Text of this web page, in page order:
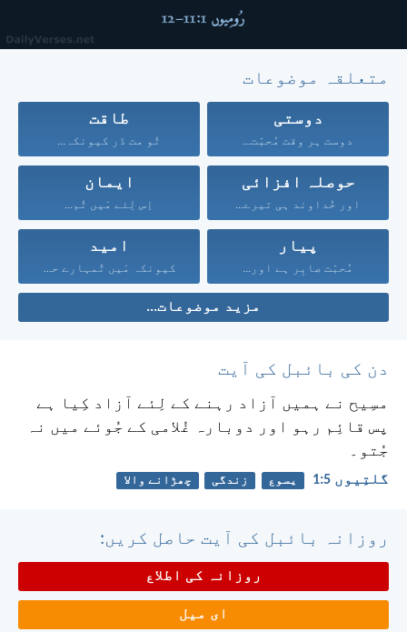
متعلقہ موضوعات
دوستی
دوست ہر وقت مُحبّت...
طاقت
تُو مت ڈر کیونکہ...
حوصلہ افزائی
اور خُداوند ہی تیرے...
ایمان
اِس لِئے مَیں تُم...
پیار
مُحبّت صابِر ہے اور...
امید
کیونکہ مَیں تُمہارے حق...
مزید موضوعات...
دن کی بائبل کی آیت
مسِیح نے ہمیں آزاد رہنے کے لِئے آزاد کِیا ہے
پس قائِم رہو اور دوبارہ غُلامی کے جُوئے میں نہ
جُتو۔
گلتِیوں 5:‏1 یسوع زندگی چھڑانے والا
روزانہ بائبل کی آیت حاصل کریں:
روزانہ کی اطلاع
ای میل